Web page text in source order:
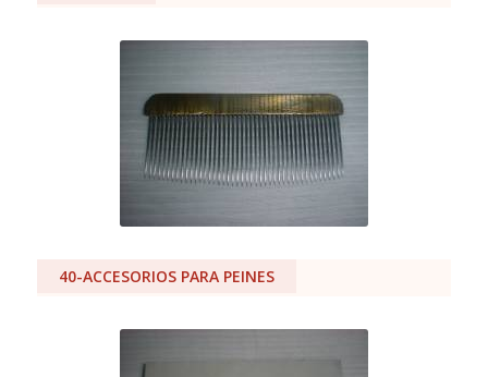
40-ACCESORIOS PARA PEINES